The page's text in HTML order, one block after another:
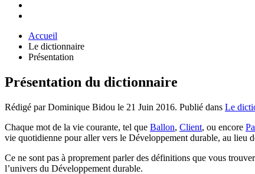
Accueil
Le dictionnaire
Présentation
Présentation du dictionnaire
Rédigé par Dominique Bidou le 21 Juin 2016. Publié dans Le
Chaque mot de la vie courante, tel que Ballon, Client, ou encore
vie quotidienne pour aller vers le Développement durable, au lieu
Ce ne sont pas à proprement parler des définitions que vous
l’univers du Développement durable.